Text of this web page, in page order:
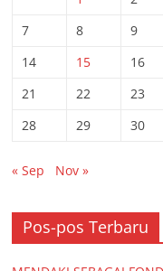
7
8 9
14
15 16
21
22 23
28
29 30
« Sep Nov »
Pos-pos Terbaru